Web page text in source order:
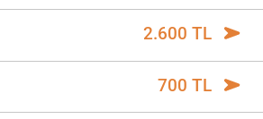
2.600 TL
700 TL